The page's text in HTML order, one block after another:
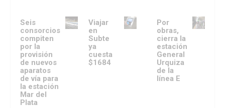
Seis
consorcios
compiten
por la
provisión
de nuevos
aparatos
de vía para
la estación
Mar del
Plata
Viajar
en
Subte
ya
cuesta
$1684
Por
obras,
cierra la
estación
General
Urquiza
de la
línea E